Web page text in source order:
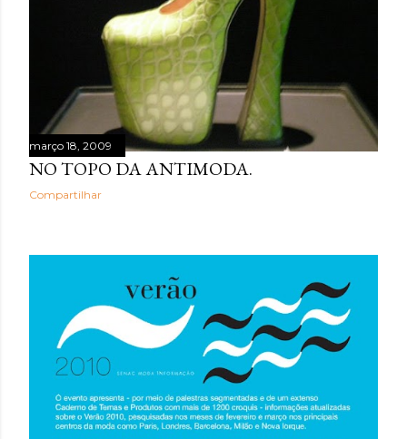
março 18, 2009
NO TOPO DA ANTIMODA.
Compartilhar